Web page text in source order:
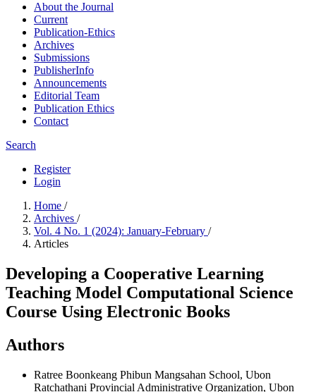
About the Journal
Current
Publication-Ethics
Archives
Submissions
PublisherInfo
Announcements
Editorial Team
Publication Ethics
Contact
Search
Register
Login
Home /
Archives /
Vol. 4 No. 1 (2024): January-February /
Articles
Developing a Cooperative Learning
Teaching Model Computational Science
Course Using Electronic Books
Authors
Ratree Boonkeang Phibun Mangsahan School, Ubon
Ratchathani Provincial Administrative Organization, Ubon